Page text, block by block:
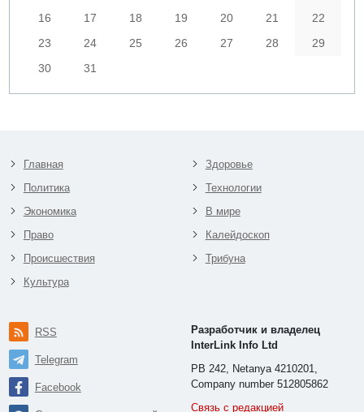
16
17 18 19 20 21
22
23
24 25 26 27 28
29
30
31
Главная
Политика
Экономика
Право
Происшествия
Культура
Здоровье
Технологии
В мире
Калейдоскоп
Трибуна
RSS
Telegram
Facebook
Разработчик и владелец
InterLink Info Ltd
PB 242, Netanya 4210201,
Company number 512805862
Связь с редакцией